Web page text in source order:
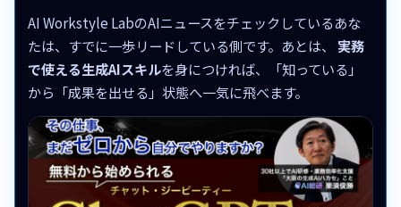
AI Workstyle LabのAIニュースをチェックしているあな
たは、すでに一歩リードしている側です。あとは、 実務
で使える生成AIスキルを身につければ、「知っている」
から「成果を出せる」状態へ一気に飛べます。